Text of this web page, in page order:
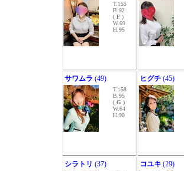
T.155
B.92
( F )
W.69
H.95
サワムラ (49)
T.158
B.95
( G )
W.64
H.90
ヒグチ (45)
シラトリ (37) コユキ (29)